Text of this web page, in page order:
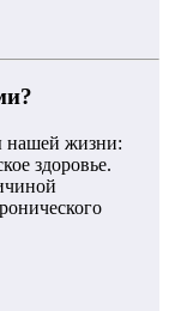
нашей жизни:
здоровье.